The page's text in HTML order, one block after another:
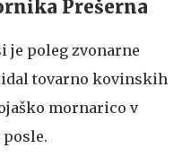
Prešerna
je poleg zvonarne
tovarno kovinskih
mornarico v